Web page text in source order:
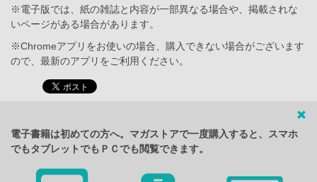
※電子版では、紙の雑誌と内容が一部異なる場合や、掲載されな
いページがある場合があります。
※Chromeアプリをお使いの場合、購入できない場合がございます
ので、最新のアプリをご利用ください。
電子書籍は初めての方へ。マガストアで一度購入すると、スマホ
でもタブレットでもＰＣでも閲覧できます。